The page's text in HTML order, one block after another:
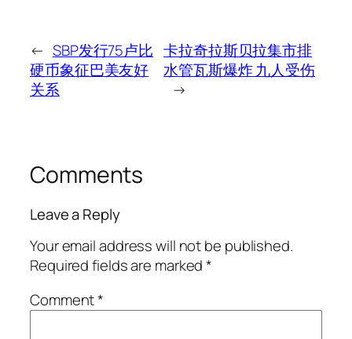
← SBP发行75卢比
硬币象征巴美友好
关系
卡拉奇拉斯贝拉集市排
水管瓦斯爆炸 九人受伤
→
Comments
Leave a Reply
Your email address will not be published.
Required fields are marked*
Comment*